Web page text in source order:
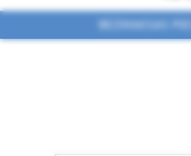
BEZMAKSAS